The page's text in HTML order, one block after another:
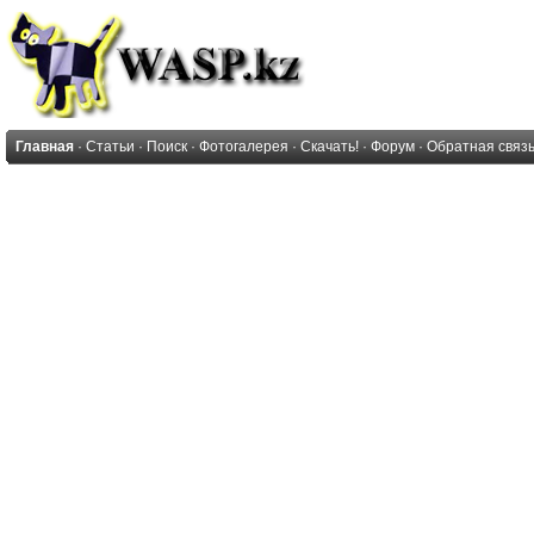
Главная · Статьи · Поиск · Фотогалерея · Скачать! · Форум · Обратная связь